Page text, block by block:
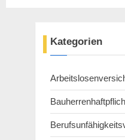
Kategorien